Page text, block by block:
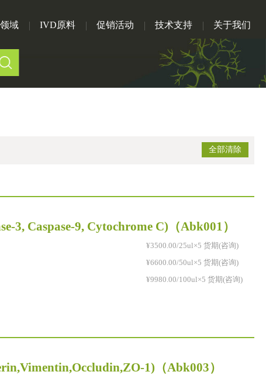
域 IVD原料 促销活动 技术支持 关于我们
全部清除
3, Caspase-9, Cytochrome C) （Abk001）
¥3500.00/25ul×5 货期(咨询)
¥6600.00/50ul×5 货期(咨询)
¥9980.00/100ul×5 货期(咨询)
1) （Abk003）